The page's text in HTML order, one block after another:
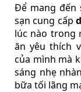
Để mang đến
sạn cung cấp
lúc nào trong
ăn yêu thích
của mình mà
sáng nhẹ
bữa tối lãng